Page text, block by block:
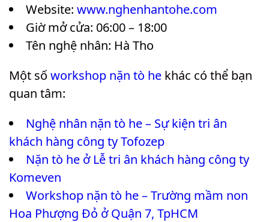
Website: www.nghenhantohe.com
Giờ mở cửa: 06:00 – 18:00
Tên nghệ nhân: Hà Tho
Một sốworkshop nặn tò he khác có thể bạn
quan tâm:
Nghệ nhân nặn tò he – Sự kiện tri ân
khách hàng công ty Tofozep
Nặn tò he ở Lễ tri ân khách hàng công ty
Komeven
Workshop nặn tò he – Trường mầm non
Hoa Phượng Đỏ ở Quận 7, TpHCM